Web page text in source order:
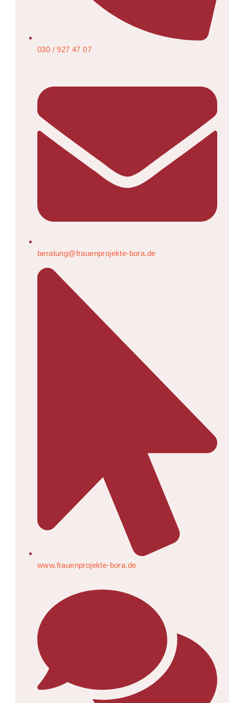
030 / 927 47 07
beratung@frauenprojekte-bora.de
www.frauenprojekte-bora.de